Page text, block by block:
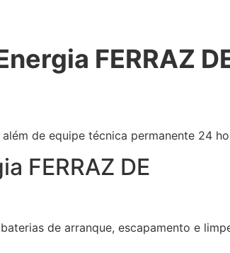
FERRAZ
de equipe técnica permanente 24
FERRAZ DE
de arranque, escapamento e